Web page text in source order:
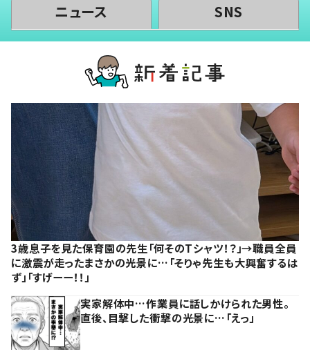
ニュース SNS
3歳息子を見た保育園の先生「何そのTシャツ！？」→職員全員
に激震が走ったまさかの光景に…「そりゃ先生も大興奮するは
ず」「すげーー！！」
実家解体中…作業員に話しかけられた男性。
直後、目撃した衝撃の光景に…「えっ」